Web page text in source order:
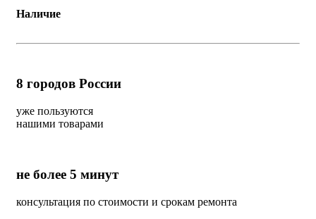
Наличие
8 городов России
уже пользуются
нашими товарами
не более 5 минут
консультация по стоимости и срокам ремонта